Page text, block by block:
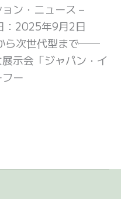
ン・ニュース –
2025年9月2日
ら次世代型まで──
示会「ジャパン・イ
ー